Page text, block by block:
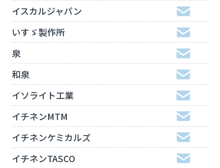
イスカルジャパン
いすゞ製作所
泉
和泉
イソライト工業
イチネンMTM
イチネンケミカルズ
イチネンTASCO